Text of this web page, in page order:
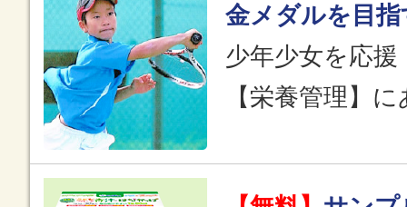
金メダルを目指
少年少女を応
【栄養管理】